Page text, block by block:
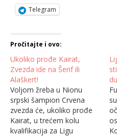
Telegram
Pročitajte i ovo:
Ukoliko prođe Kairat,
Zvezda ide na Šerif ili
Alaškert!
Voljom žreba u Nionu
srpski šampion Crvena
zvezda će, ukoliko prođe
Kairat, u trećem kolu
kvalifikacija za Ligu